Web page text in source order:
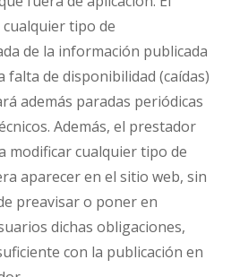
tipo de
de la información publicada
falta de disponibilidad (caídas)
además paradas periódicas
Además, el prestador
modificar cualquier tipo de
aparecer en el sitio web, sin
preavisar o poner en
dichas obligaciones,
con la publicación en